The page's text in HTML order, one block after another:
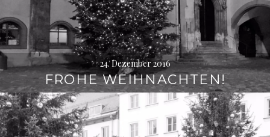
24. Dezember 2016
FROHE WEIHNACHTEN!